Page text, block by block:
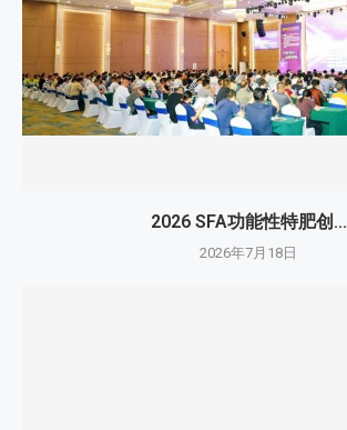
2026 SFA功能性特肥创...
2026年7月18日